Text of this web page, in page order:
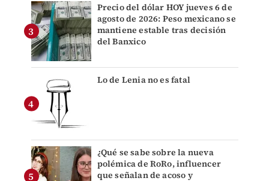
Precio del dólar HOY jueves 6 de
agosto de 2026: Peso mexicano se
mantiene estable tras decisión
del Banxico
Lo de Lenia no es fatal
¿Qué se sabe sobre la nueva
polémica de RoRo, influencer
que señalan de acoso y